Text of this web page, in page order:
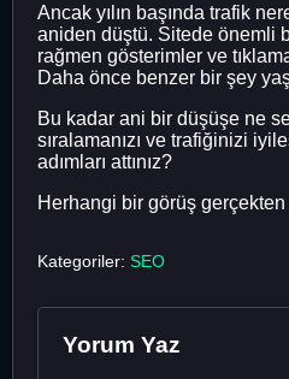
Ancak yılın başında trafik
aniden düştü. Sitede önemli
rağmen gösterimler ve
Daha önce benzer bir şey
Bu kadar ani bir düşüşe ne
sıralamanızı ve trafiğinizi
adımları attınız?
Herhangi bir görüş gerçekten
Kategoriler: SEO
Yorum Yaz